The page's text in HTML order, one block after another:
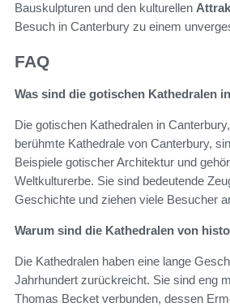
Bauskulpturen und den kulturellen
Besuch in Canterbury zu einem
FAQ
Was sind die gotischen Kathedralen
Die gotischen Kathedralen in
berühmte Kathedrale von Canterbury,
Beispiele gotischer Architektur und
Weltkulturerbe. Sie sind bedeutende
Geschichte und ziehen viele Besucher
Warum sind die Kathedralen von
Die Kathedralen haben eine lange
Jahrhundert zurückreicht. Sie sind eng
Thomas Becket verbunden, dessen